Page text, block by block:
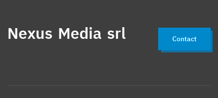
Nexus Media srl Contact